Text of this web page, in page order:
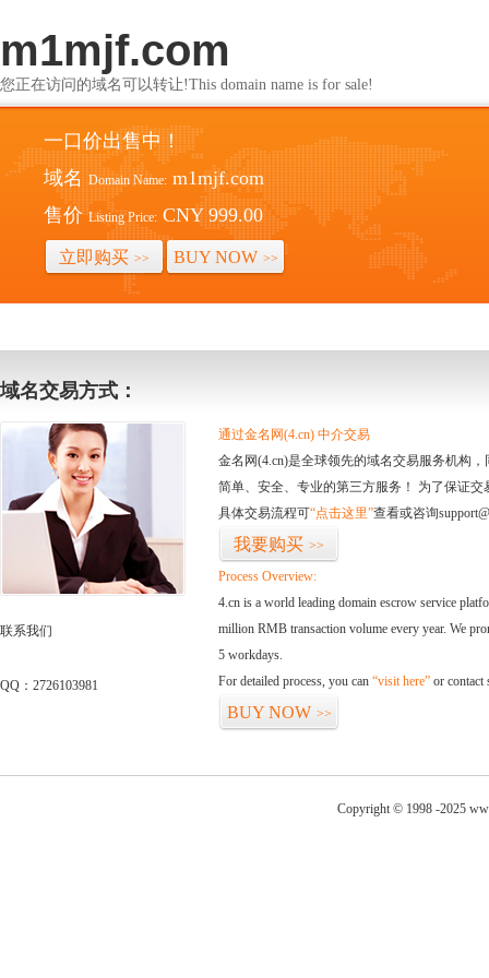
m1mjf.com
您正在访问的域名可以转让!This domain name is for sale!
一口价出售中！
域名 Domain Name: m1mjf.com
售价 Listing Price: CNY 999.00
立即购买 >> BUY NOW >>
域名交易方式：
联系我们
QQ：2726103981
通过金名网(4.cn) 中介交易
金名网(4.cn)是全球领先的域名交易服务机构
简单、安全、专业的第三方服务！ 为了保证
具体交易流程可“点击这里”查看或咨询
我要购买 >>
Process Overview:
4.cn is a world leading domain escrow service
million RMB transaction volume every year. We
5 workdays.
For detailed process, you can “visit here” or contact
BUY NOW >>
Copyright © 1998 -2025